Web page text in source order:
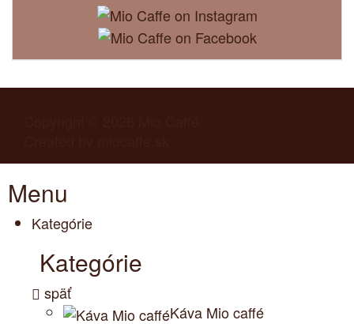
Menu
Kategórie
Kategórie
späť
Káva Mio caffé